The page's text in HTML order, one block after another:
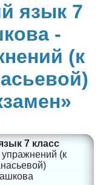
язык 7
-
(к
7 класс
(к